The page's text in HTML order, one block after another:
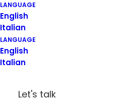
LANGUAGE
English
Italian
LANGUAGE
English
Italian
Let's talk
Umsatzsteuergesetz:
DE224997787
Verbraucherstreitbeilegung/